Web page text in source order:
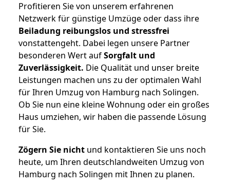
Profitieren Sie von unserem erfahrenen
Netzwerk für günstige Umzüge oder dass ihre
Beiladung reibungslos und stressfrei
vonstattengeht. Dabei legen unsere Partner
besonderen Wert aufSorgfalt und
Zuverlässigkeit. Die Qualität und unser breite
Leistungen machen uns zu der optimalen Wahl
für Ihren Umzug von Hamburg nach Solingen.
Ob Sie nun eine kleine Wohnung oder ein großes
Haus umziehen, wir haben die passende Lösung
für Sie.
Zögern Sie nicht und kontaktieren Sie uns noch
heute, um Ihren deutschlandweiten Umzug von
Hamburg nach Solingen mit Ihnen zu planen.